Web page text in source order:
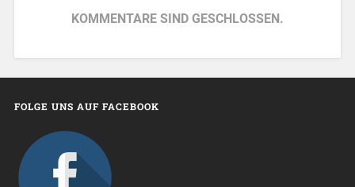
KOMMENTARE SIND GESCHLOSSEN.
FOLGE UNS AUF FACEBOOK